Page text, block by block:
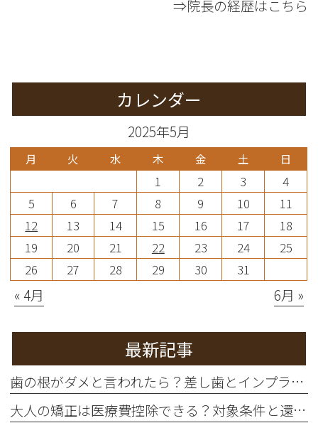
⇒院長の経歴はこちら
カレンダー
2025年5月
月 火 水 木 金 土 日
1 2 3
4
5
6 7 8 9 10
11
12
13 14 15 16 17
18
19
20 21 22 23 24
25
26
27 28 29 30 31
« 4月 6月 »
最新記事
歯の根がダメと言われたら？差し歯とインプラントの違いを徹底比較
大人の矯正は医療費控除できる？対象条件と還付額シミュレーション